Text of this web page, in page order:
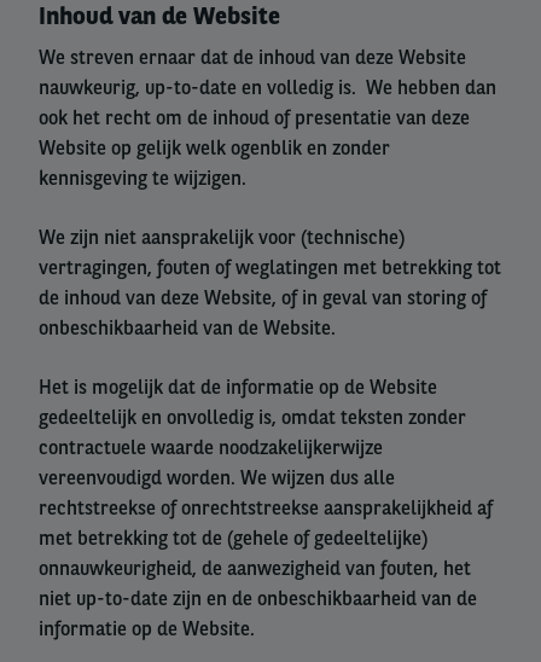
Inhoud van de Website
We streven ernaar dat de inhoud van deze Website
nauwkeurig, up-to-date en volledig is. We hebben dan
ook het recht om de inhoud of presentatie van deze
Website op gelijk welk ogenblik en zonder
kennisgeving te wijzigen.
We zijn niet aansprakelijk voor (technische)
vertragingen, fouten of weglatingen met betrekking tot
de inhoud van deze Website, of in geval van storing of
onbeschikbaarheid van de Website.
Het is mogelijk dat de informatie op de Website
gedeeltelijk en onvolledig is, omdat teksten zonder
contractuele waarde noodzakelijkerwijze
vereenvoudigd worden. We wijzen dus alle
rechtstreekse of onrechtstreekse aansprakelijkheid af
met betrekking tot de (gehele of gedeeltelijke)
onnauwkeurigheid, de aanwezigheid van fouten, het
niet up-to-date zijn en de onbeschikbaarheid van de
informatie op de Website.